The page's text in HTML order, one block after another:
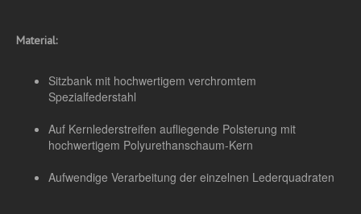
Material:
Sitzbank mit hochwertigem verchromtem
Spezialfederstahl
Auf Kernlederstreifen aufliegende Polsterung mit
hochwertigem Polyurethanschaum-Kern
Aufwendige Verarbeitung der einzelnen Lederquadraten